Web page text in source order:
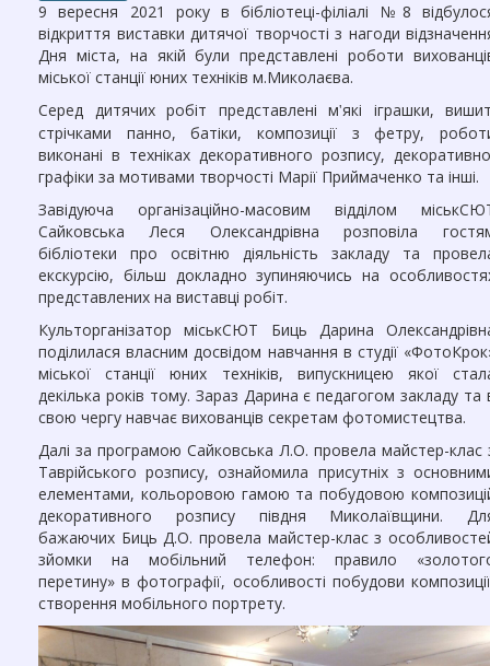
КОНТАКТИ
ПРАВИЛА ПРИЙОМУ ДО ЗАКЛАДУ
9 вересня 2021 року в бібліотеці-філіалі №8
відкриття виставки дитячої творчості з нагоди
Дня міста, на якій були представлені роботи
міської станції юних техніків м.Миколаєва.
Серед дитячих робіт представлені м'які іграшки,
стрічками панно, батіки, композиції з фетру,
виконані в техніках декоративного розпису,
графіки за мотивами творчості Марії Приймаченко та інші.
Завідуюча організаційно-масовим відділом
Сайковська Леся Олександрівна розповіла
бібліотеки про освітню діяльність закладу та
екскурсію, більш докладно зупиняючись на
представлених на виставці робіт.
Культорганізатор міськСЮТ Биць Дарина
поділилася власним досвідом навчання в студії
міської станції юних техніків, випускницею якої
декілька років тому. Зараз Дарина є педагогом закладу та
свою чергу навчає вихованців секретам фотомистецтва.
Далі за програмою Сайковська Л.О. провела майстер-клас
Таврійського розпису, ознайомила присутніх з
елементами, кольоровою гамою та побудовою
декоративного розпису півдня Миколаївщини.
бажаючих Биць Д.О. провела майстер-клас з
зйомки на мобільний телефон: правило
перетину» в фотографії, особливості побудови
створення мобільного портрету.